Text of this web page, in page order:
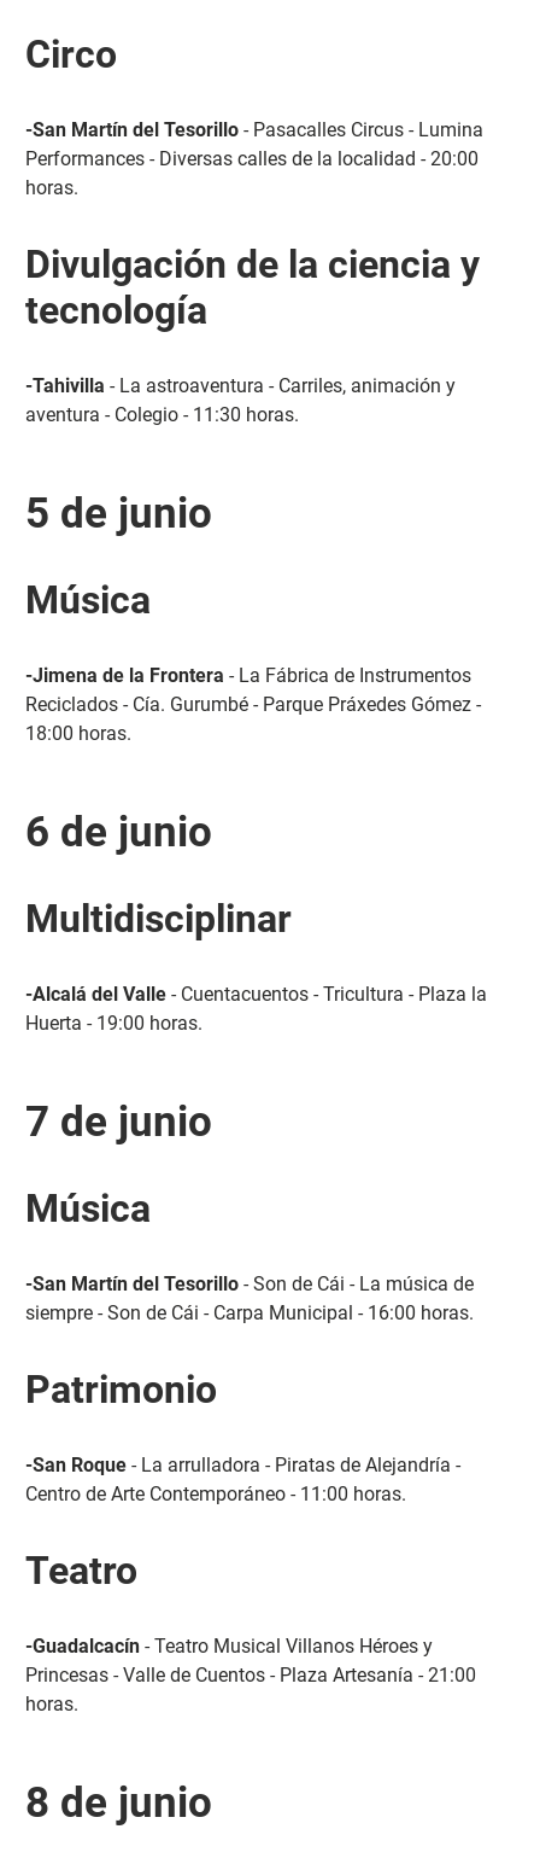
Circo
-San Martín del Tesorillo- Pasacalles Circus - Lumina
Performances - Diversas calles de la localidad - 20:00
horas.
Divulgación de la ciencia y
tecnología
-Tahivilla - La astroaventura - Carriles, animación y
aventura - Colegio - 11:30 horas.
5 de junio
Música
-Jimena de la Frontera - La Fábrica de Instrumentos
Reciclados - Cía. Gurumbé - Parque Práxedes Gómez -
18:00 horas.
6 de junio
Multidisciplinar
-Alcalá del Valle- Cuentacuentos - Tricultura - Plaza la
Huerta - 19:00 horas.
7 de junio
Música
-San Martín del Tesorillo- Son de Cái - La música de
siempre - Son de Cái - Carpa Municipal - 16:00 horas.
Patrimonio
-San Roque- La arrulladora - Piratas de Alejandría -
Centro de Arte Contemporáneo - 11:00 horas.
Teatro
-Guadalcacín- Teatro Musical Villanos Héroes y
Princesas - Valle de Cuentos - Plaza Artesanía - 21:00
horas.
8 de junio